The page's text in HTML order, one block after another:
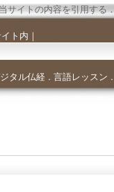
サイトの内容を引用する
ト内 ｜
タル仏経． 言語レッスン ．